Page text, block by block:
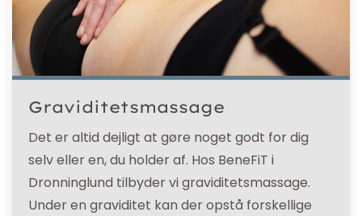
Graviditetsmassage
Det er altid dejligt at gøre noget godt for dig
selv eller en, du holder af. Hos BeneFiT i
Dronninglund tilbyder vi graviditetsmassage.
Under en graviditet kan der opstå forskellige